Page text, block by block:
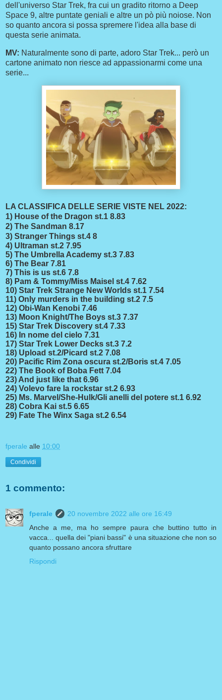
dell'universo Star Trek, fra cui un gradito ritorno a Deep
Space 9, altre puntate geniali e altre un pò più noiose. Non
so quanto ancora si possa spremere l'idea alla base di
questa serie animata.
MV: Naturalmente sono di parte, adoro Star Trek... però un
cartone animato non riesce ad appassionarmi come una
serie...
LA CLASSIFICA DELLE SERIE VISTE NEL 2022:
1) House of the Dragon st.1 8.83
2) The Sandman 8.17
3) Stranger Things st.4 8
4) Ultraman st.2 7.95
5) The Umbrella Academy st.3 7.83
6) The Bear 7.81
7) This is us st.6 7.8
8) Pam & Tommy/Miss Maisel st.4 7.62
10) Star Trek Strange New Worlds st.1 7.54
11) Only murders in the building st.2 7.5
12) Obi-Wan Kenobi 7.46
13) Moon Knight/The Boys st.3 7.37
15) Star Trek Discovery st.4 7.33
16) In nome del cielo 7.31
17) Star Trek Lower Decks st.3 7.2
18) Upload st.2/Picard st.2 7.08
20) Pacific Rim Zona oscura st.2/Boris st.4 7.05
22) The Book of Boba Fett 7.04
23) And just like that 6.96
24) Volevo fare la rockstar st.2 6.93
25) Ms. Marvel/She-Hulk/Gli anelli del potere st.1 6.92
28) Cobra Kai st.5 6.65
29) Fate The Winx Saga st.2 6.54
fperale alle 10:00
Condividi
1 commento:
fperale
20 novembre 2022 alle ore 16:49
Anche a me, ma ho sempre paura che buttino tutto in
vacca... quella dei "piani bassi" è una situazione che non so
quanto possano ancora sfruttare
Rispondi